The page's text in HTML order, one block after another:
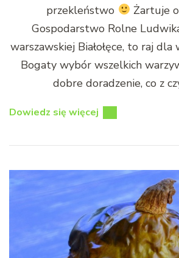
przekleństwo
Żartuje
Gospodarstwo Rolne
warszawskiej Białołęce, to raj
Bogaty wybór wszelkich
dobre doradzenie, co z
Dowiedz się więcej